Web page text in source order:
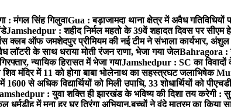
: मंगल सिंह गिलुवाGua : बड़ाजामदा थाना क्षेत्र में अवैध
Jamshedpur : शहीद निर्मल महतो के 39वें शहादत दिवस पर सीएम
क्लब ऑफ जमशेदपुर प्रीमियम की नई टीम ने संभाला कार्यभार, अंशुल
के साथ धराया मोती रंजन राणा, भेजा गया जेलBahragora :
न्यायिक हिरासत में भेजा गयाJamshedpur : SC का विवादों
मंदिर में 11 को होगा बाबा भोलेनाथ का सहस्त्रघट जलाभिषेक
से अधिक विद्यार्थियों को मिली उपाधि, 33 शोधार्थियों को
: युवा शक्ति ही झारखंड के भविष्य की दिशा तय करेगी :
में मना हर घर तिरंगा अभियान,बच्चों ने वंदे मातरम् का किया